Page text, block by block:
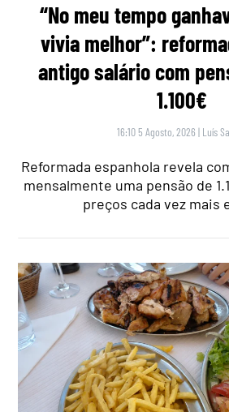
“No meu tempo
vivia melhor”:
antigo salário com
1.100€
16:10 5 Agosto, 2026 | Luís
Reformada espanhola revela
mensalmente uma pensão de
preços cada vez mais